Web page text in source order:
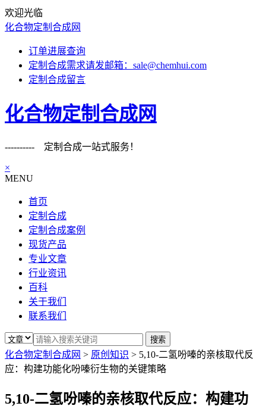
欢迎光临
化合物定制合成网
订单进展查询
定制合成需求请发邮箱：sale@chemhui.com
定制合成留言
化合物定制合成网
---------- 定制合成一站式服务！
×
MENU
首页
定制合成
定制合成案例
现货产品
专业文章
行业资讯
百科
关于我们
联系我们
化合物定制合成网 > 原创知识 > 5,10-二氢吩嗪的亲核取代反
应：构建功能化吩嗪衍生物的关键策略
5,10-二氢吩嗪的亲核取代反应：构建功